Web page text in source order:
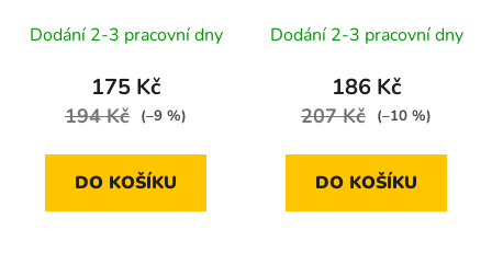
mm 9 dílů (P16616/J)
Dodání 2-3 pracovní dny
175 Kč
194 Kč (–9 %)
DO KOŠÍKU
plastový držák
Dodání 2-3 pracovní dny
186 Kč
207 Kč (–10 %)
DO KOŠÍKU